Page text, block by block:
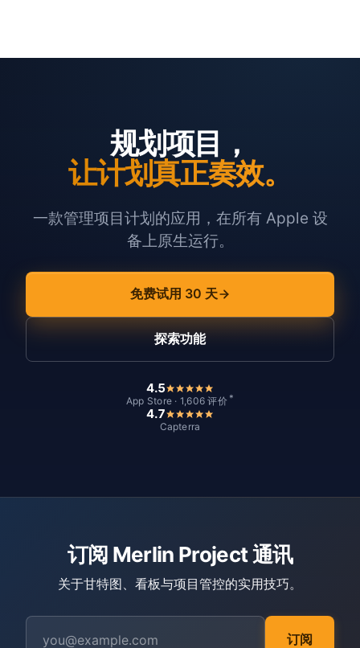
规划项目，
让计划真正奏效。
一款管理项目计划的应用，在所有 Apple 设
备上原生运行。
免费试用 30 天
探索功能
4.5
App Store · 1,606 评价 *
4.7
Capterra
订阅 Merlin Project 通讯
关于甘特图、看板与项目管控的实用技巧。
订阅